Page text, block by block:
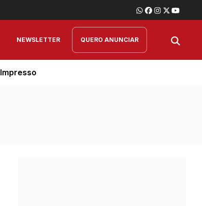
NEWSLETTER QUERO ANUNCIAR
Impresso